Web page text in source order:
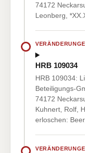
74172
Leonberg,
HRB 109034
HRB 109034:
Beteiligungs-
74172
Kuhnert, Rolf,
erloschen: